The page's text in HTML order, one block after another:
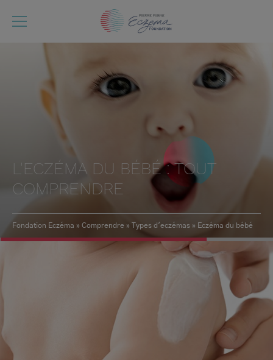
L'ECZÉMA DU BÉBÉ : TOUT
COMPRENDRE
Fil
Fondation Eczéma Comprendre Types d'eczémas Eczéma du bébé